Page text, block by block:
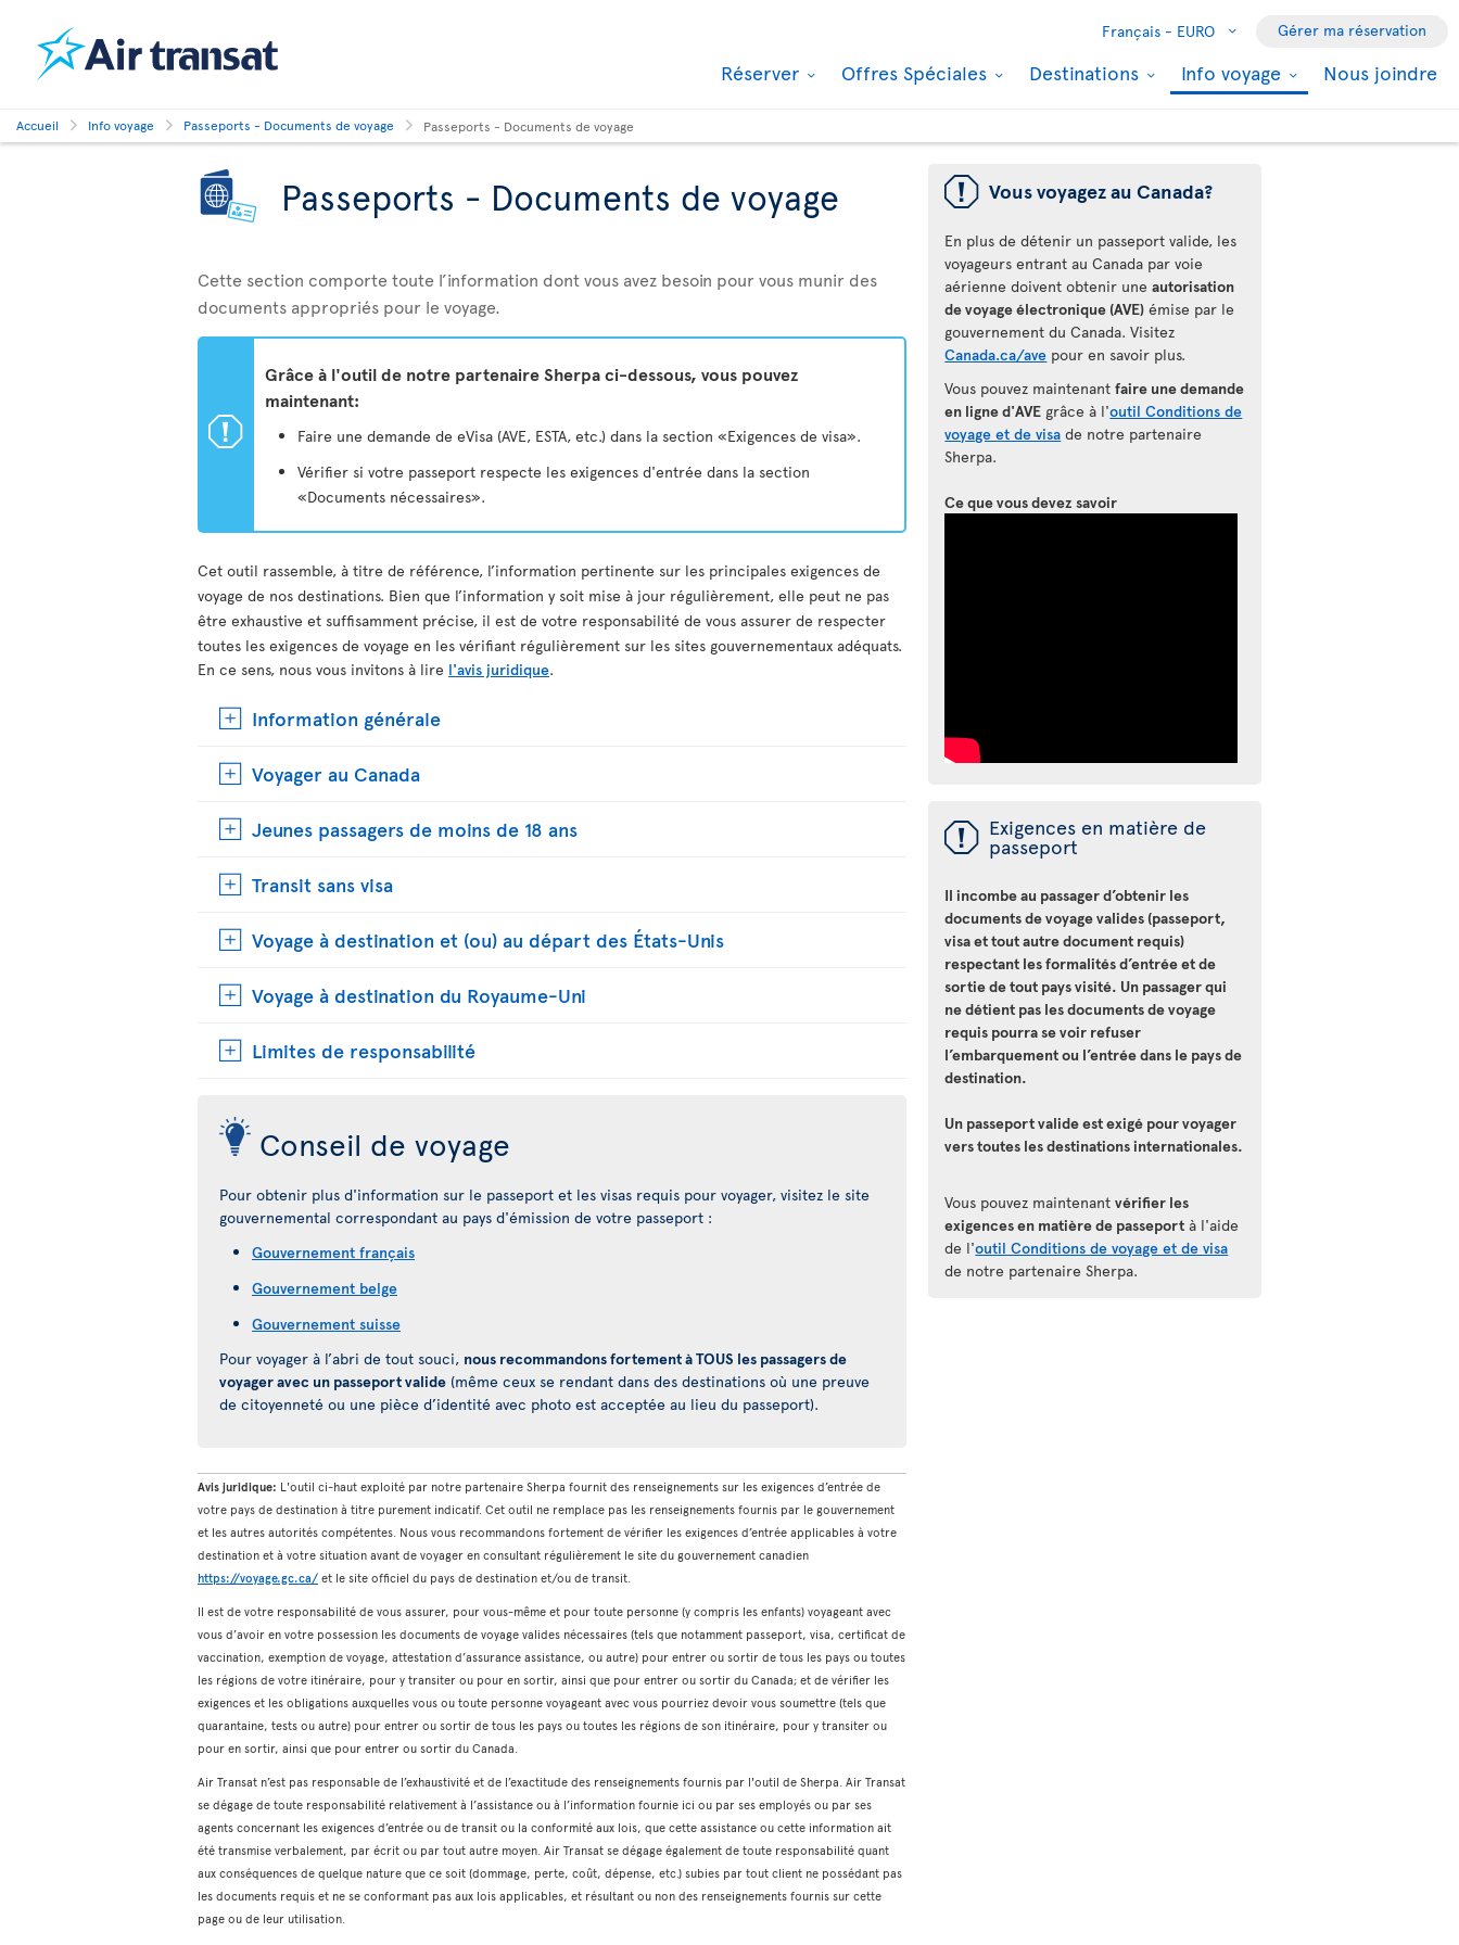
Français - EURO Gérer ma réservation
Réserver Offres Spéciales Destinations Info voyage Nous joindre
Accueil Info voyage Passeports - Documents de voyage Passeports - Documents de voyage
Passeports - Documents de voyage
Cette section comporte toute l’information dont vous avez besoin pour vous munir des
documents appropriés pour le voyage.
ü
Grâce à l'outil de notre partenaire Sherpa ci-dessous, vous pouvez
maintenant:
Faire une demande de eVisa (AVE, ESTA, etc.) dans la section «Exigences de visa».
Vérifier si votre passeport respecte les exigences d'entrée dans la section
«Documents nécessaires».
Cet outil rassemble, à titre de référence, l’information pertinente sur les principales exigences de
voyage de nos destinations. Bien que l’information y soit mise à jour régulièrement, elle peut ne pas
être exhaustive et suffisamment précise, il est de votre responsabilité de vous assurer de respecter
toutes les exigences de voyage en les vérifiant régulièrement sur les sites gouvernementaux adéquats.
En ce sens, nous vous invitons à lire l'avis juridique.
Information générale
Voyager au Canada
Jeunes passagers de moins de 18 ans
Transit sans visa
Voyage à destination et (ou) au départ des États-Unis
Voyage à destination du Royaume-Uni
Limites de responsabilité
Conseil de voyage
Pour obtenir plus d'information sur le passeport et les visas requis pour voyager, visitez le site
gouvernemental correspondant au pays d'émission de votre passeport :
Gouvernement français
Gouvernement belge
Gouvernement suisse
Pour voyager à l’abri de tout souci, nous recommandons fortement à TOUS les passagers de
voyager avec un passeport valide (même ceux se rendant dans des destinations où une preuve
de citoyenneté ou une pièce d’identité avec photo est acceptée au lieu du passeport).
Avis juridique: L'outil ci-haut exploité par notre partenaire Sherpa fournit des renseignements sur les exigences d’entrée de
votre pays de destination à titre purement indicatif. Cet outil ne remplace pas les renseignements fournis par le gouvernement
et les autres autorités compétentes. Nous vous recommandons fortement de vérifier les exigences d’entrée applicables à votre
destination et à votre situation avant de voyager en consultant régulièrement le site du gouvernement canadien
https://voyage.gc.ca/ et le site officiel du pays de destination et/ou de transit.
Il est de votre responsabilité de vous assurer, pour vous-même et pour toute personne (y compris les enfants) voyageant avec
vous d’avoir en votre possession les documents de voyage valides nécessaires (tels que notamment passeport, visa, certificat de
vaccination, exemption de voyage, attestation d’assurance assistance, ou autre) pour entrer ou sortir de tous les pays ou toutes
les régions de votre itinéraire, pour y transiter ou pour en sortir, ainsi que pour entrer ou sortir du Canada; et de vérifier les
exigences et les obligations auxquelles vous ou toute personne voyageant avec vous pourriez devoir vous soumettre (tels que
quarantaine, tests ou autre) pour entrer ou sortir de tous les pays ou toutes les régions de son itinéraire, pour y transiter ou
pour en sortir, ainsi que pour entrer ou sortir du Canada.
Air Transat n’est pas responsable de l’exhaustivité et de l’exactitude des renseignements fournis par l'outil de Sherpa. Air Transat
se dégage de toute responsabilité relativement à l’assistance ou à l’information fournie ici ou par ses employés ou par ses
agents concernant les exigences d’entrée ou de transit ou la conformité aux lois, que cette assistance ou cette information ait
été transmise verbalement, par écrit ou par tout autre moyen. Air Transat se dégage également de toute responsabilité quant
aux conséquences de quelque nature que ce soit (dommage, perte, coût, dépense, etc.) subies par tout client ne possédant pas
les documents requis et ne se conformant pas aux lois applicables, et résultant ou non des renseignements fournis sur cette
page ou de leur utilisation.
ü Vous voyagez au Canada?
En plus de détenir un passeport valide, les
voyageurs entrant au Canada par voie
aérienne doivent obtenir uneautorisation
de voyage électronique (AVE) émise par le
gouvernement du Canada. Visitez
Canada.ca/ave pour en savoir plus.
Vous pouvez maintenantfaire une demande
en ligne d'AVE grâce à l'outil Conditions de
voyage et de visa de notre partenaire
Sherpa.
Ce que vous devez savoir
ü Exigences en matière de
passeport
Il incombe au passager d’obtenir les
documents de voyage valides (passeport,
visa et tout autre document requis)
respectant les formalités d’entrée et de
sortie de tout pays visité. Un passager qui
ne détient pas les documents de voyage
requis pourra se voir refuser
l’embarquement ou l’entrée dans le pays de
destination.
Un passeport valide est exigé pour voyager
vers toutes les destinations internationales.
Vous pouvez maintenantvérifier les
exigences en matière de passeport à l'aide
de l'outil Conditions de voyage et de visa
de notre partenaire Sherpa.